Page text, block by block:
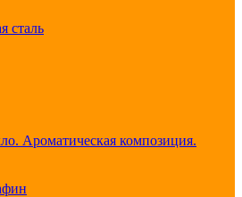
сталь
Ароматическая композиция.